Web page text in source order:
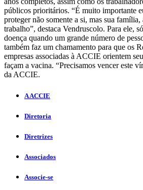
públicos prioritários. “É muito importante
proteger não somente a si, mas sua família,
trabalho”, destaca Vendruscolo. Para ele,
doença quando um grande número de
também faz um chamamento para que os
empresas associadas à ACCIE orientem
façam a vacina. “Precisamos vencer este
da ACCIE.
A ACCIE
Diretoria
Diretrizes
Associados
Associe-se